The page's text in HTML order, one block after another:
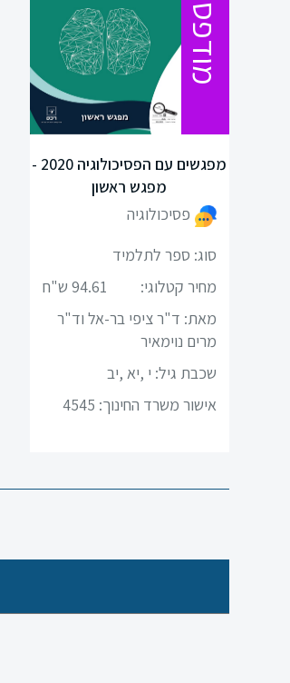
כניסה
שלנו
מיקודים
לשון
ערבית
ספרות
מתמטיקה
מודפס
מפגשים עם הפסיכולוגיה 2020 -
מפגש ראשון
פסיכולוגיה
סוג: ספר לתלמיד
מחיר קטלוגי:
94.61 ש"ח
מאת: ד"ר ציפי בר-אל וד"ר
מרים נוימאיר
שכבת גיל: י ,יא ,יב
אישור משרד החינוך: 4545